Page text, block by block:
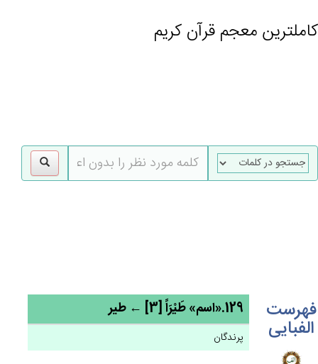
کاملترین معجم قرآن کریم
فهرست
الفبایی
129.«اسم» طَيْرَاً [3] ← طیر
پرندگان